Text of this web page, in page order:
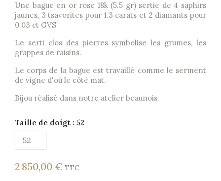
Une bague en or rose 18k (5.5 gr) sertie de 4 saphirs
jaunes, 3 tsavorites pour 1.3 carats et 2 diamants pour
0.03 ct GVS
Le serti clos des pierres symbolise les grumes, les
grappes de raisins.
Le corps de la bague est travaillé comme le serment
de vigne d'où le côté mat.
Bijou réalisé dans notre atelier beaunois.
Taille de doigt : 52
2 850,00 € TTC